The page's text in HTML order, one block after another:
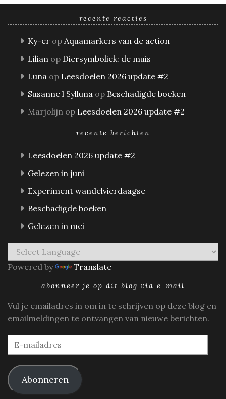
recente reacties
Ky-er op Aquamarkers van de action
Lilian op Diersymboliek: de muis
Luna op Leesdoelen 2026 update #2
Susanne l Sylluna op Beschadigde boeken
Marjolijn op Leesdoelen 2026 update #2
recente berichten
Leesdoelen 2026 update #2
Gelezen in juni
Experiment wandelvierdaagse
Beschadigde boeken
Gelezen in mei
Powered by Translate
abonneer je op dit blog via e-mail
Vul je emailadres in om in te schrijven op deze blog en
emailmeldingen te ontvangen van nieuwe berichten.
E-
mailadres
Abonneren